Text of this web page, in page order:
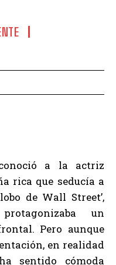
a la actriz
rica que seducía a
de Wall Street’,
un
Pero aunque
en realidad
sentido cómoda